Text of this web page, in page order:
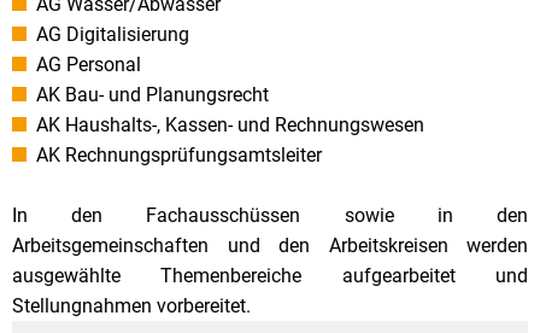
AG Digitalisierung
AG Personal
AK Bau- und Planungsrecht
AK Haushalts-, Kassen- und Rechnungswesen
AK Rechnungsprüfungsamtsleiter
In den Fachausschüssen sowie in den
Arbeitsgemeinschaften und den Arbeitskreisen werden
ausgewählte Themenbereiche aufgearbeitet und
Stellungnahmen vorbereitet.